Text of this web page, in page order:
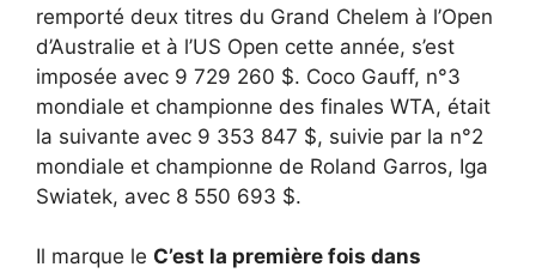
remporté deux titres du Grand Chelem à l’Open
d’Australie et à l’US Open cette année, s’est
imposée avec 9 729 260 $. Coco Gauff, n°3
mondiale et championne des finales WTA, était
la suivante avec 9 353 847 $, suivie par la n°2
mondiale et championne de Roland Garros, Iga
Swiatek, avec 8 550 693 $.
Il marque le C’est la première fois dans